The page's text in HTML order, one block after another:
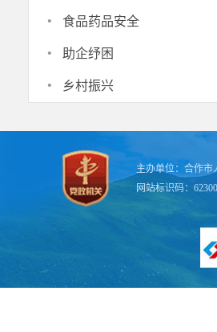
· 食品药品安全
· 助企纾困
· 乡村振兴
主办单位： 合作市
网站标识码：